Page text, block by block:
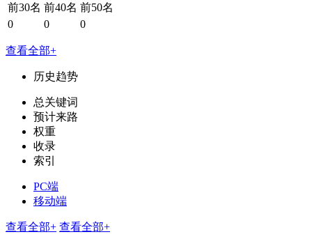
前30名 前40名 前50名
0
0 0
查看全部+
历史趋势
总关键词
预计来路
权重
收录
索引
PC端
移动端
查看全部+ 查看全部+